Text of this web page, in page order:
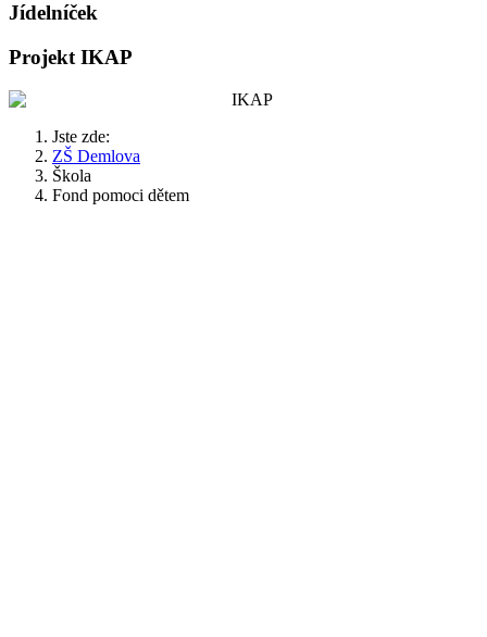
Jídelníček
Projekt IKAP
Jste zde:
ZŠ Demlova
Škola
Fond pomoci dětem